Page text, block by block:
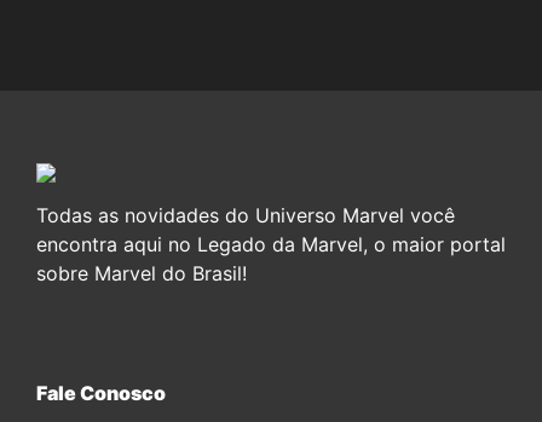
Todas as novidades do Universo Marvel você
encontra aqui no Legado da Marvel, o maior portal
sobre Marvel do Brasil!
Fale Conosco